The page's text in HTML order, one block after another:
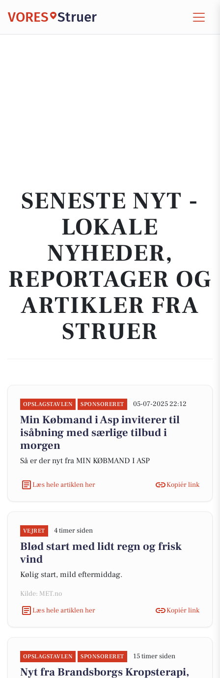
VORES Struer
SENESTE NYT -
LOKALE
NYHEDER,
REPORTAGER OG
ARTIKLER FRA
STRUER
OPSLAGSTAVLEN SPONSORERET 05-07-2025 22:12
Min Købmand i Asp inviterer til
isåbning med særlige tilbud i
morgen
Så er der nyt fra MIN KØBMAND I ASP
Læs hele artiklen her Kopiér link
VEJRET 4 timer siden
Blød start med lidt regn og frisk
vind
Kølig start, mild eftermiddag.
Kilde: MET.no
Læs hele artiklen her
Kopiér link
OPSLAGSTAVLEN SPONSORERET 15 timer siden
Nyt fra Brandsborgs Kropsterapi,